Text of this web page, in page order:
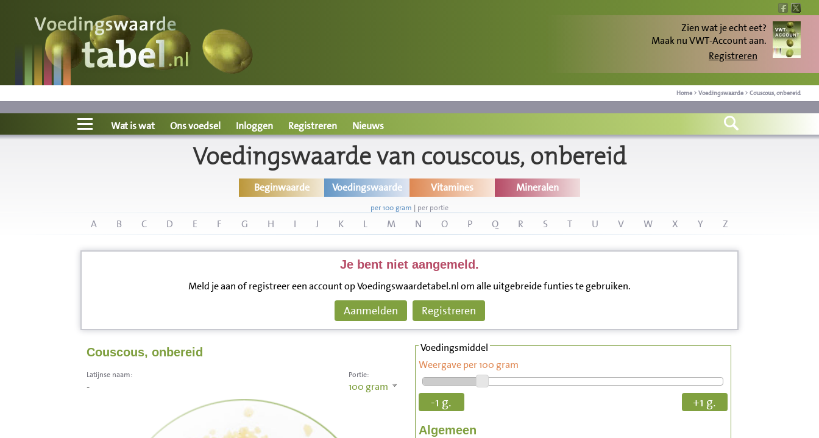
Zien wat je echt eet?
Maak nu VWT-Account aan.
Registreren
Home > Voedingswaarde > Couscous, onbereid
Voedingswaarde
Wat is wat?
Ons voedsel
Wat is wat Ons voedsel Inloggen Registreren Nieuws
Voedingswaarde van couscous, onbereid
Beginwaarde Voedingswaarde Vitamines Mineralen
per 100 gram | per portie
A B C D E F G H I J K L M N O P Q R S T U V W X Y Z
Je bent niet aangemeld.
Meld je aan of registreer een account op Voedingswaardetabel.nl om alle uitgebreide funties te gebruiken.
Aanmelden Registreren
Couscous, onbereid
Portie:
100 gram
Latijnse naam:
-
Voedingsmiddel
Weergave per 100 gram
-1 g. +1 g.
Algemeen